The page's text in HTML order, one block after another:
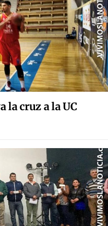
la cruz a la UC